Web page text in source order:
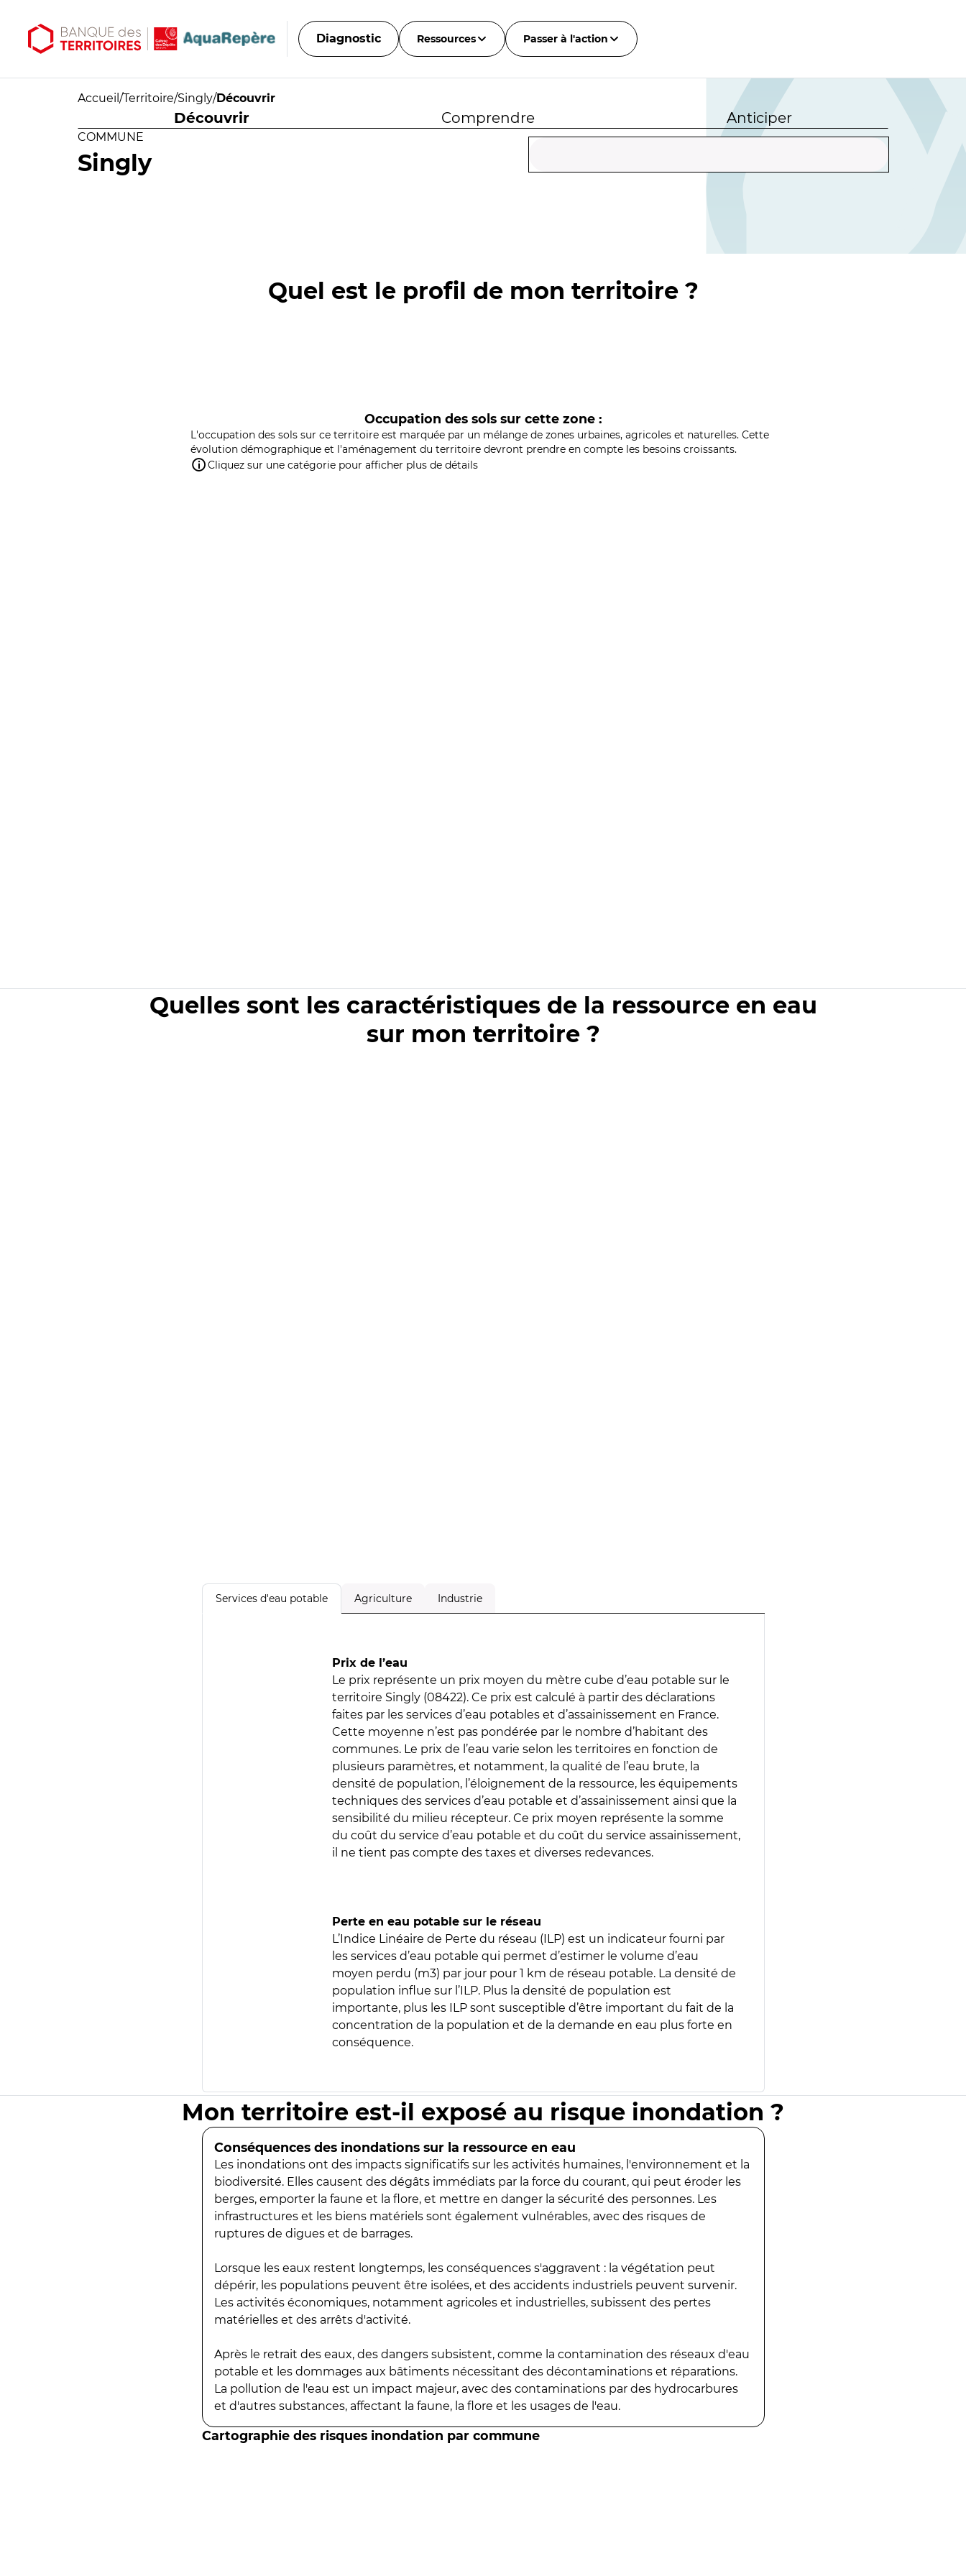
Diagnostic Ressources Passer à l'action
Accueil /Territoire/Singly/Découvrir
Découvrir Comprendre Anticiper
COMMUNE
Singly
Quel est le profil de mon territoire ?
Occupation des sols sur cette zone :
L'occupation des sols sur ce territoire est marquée par un mélange de zones urbaines, agricoles et naturelles. Cette
évolution démographique et l'aménagement du territoire devront prendre en compte les besoins croissants.
Cliquez sur une catégorie pour afficher plus de détails
Quelles sont les caractéristiques de la ressource en eau
sur mon territoire ?
Services d'eau potable Agriculture Industrie
Prix de l’eau
Le prix représente un prix moyen du mètre cube d’eau potable sur le
territoire Singly (08422). Ce prix est calculé à partir des déclarations
faites par les services d’eau potables et d’assainissement en France.
Cette moyenne n’est pas pondérée par le nombre d’habitant des
communes. Le prix de l’eau varie selon les territoires en fonction de
plusieurs paramètres, et notamment, la qualité de l’eau brute, la
densité de population, l’éloignement de la ressource, les équipements
techniques des services d’eau potable et d’assainissement ainsi que la
sensibilité du milieu récepteur. Ce prix moyen représente la somme
du coût du service d’eau potable et du coût du service assainissement,
il ne tient pas compte des taxes et diverses redevances.
Perte en eau potable sur le réseau
L’Indice Linéaire de Perte du réseau (ILP) est un indicateur fourni par
les services d’eau potable qui permet d’estimer le volume d’eau
moyen perdu (m3) par jour pour 1 km de réseau potable. La densité de
population influe sur l’ILP. Plus la densité de population est
importante, plus les ILP sont susceptible d’être important du fait de la
concentration de la population et de la demande en eau plus forte en
conséquence.
Mon territoire est-il exposé au risque inondation ?
Conséquences des inondations sur la ressource en eau
Les inondations ont des impacts significatifs sur les activités humaines, l'environnement et la
biodiversité. Elles causent des dégâts immédiats par la force du courant, qui peut éroder les
berges, emporter la faune et la flore, et mettre en danger la sécurité des personnes. Les
infrastructures et les biens matériels sont également vulnérables, avec des risques de
ruptures de digues et de barrages.
Lorsque les eaux restent longtemps, les conséquences s'aggravent : la végétation peut
dépérir, les populations peuvent être isolées, et des accidents industriels peuvent survenir.
Les activités économiques, notamment agricoles et industrielles, subissent des pertes
matérielles et des arrêts d'activité.
Après le retrait des eaux, des dangers subsistent, comme la contamination des réseaux d'eau
potable et les dommages aux bâtiments nécessitant des décontaminations et réparations.
La pollution de l'eau est un impact majeur, avec des contaminations par des hydrocarbures
et d'autres substances, affectant la faune, la flore et les usages de l'eau.
Cartographie des risques inondation par commune